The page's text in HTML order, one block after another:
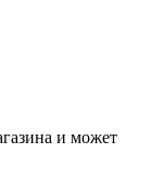
и может